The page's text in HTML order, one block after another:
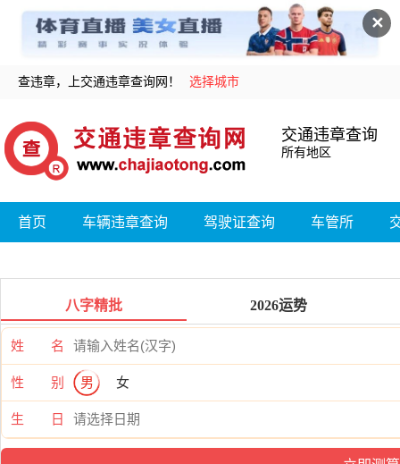
✕
查违章，上交通违章查询网！ 选择城市
交通违章查询
所有地区
首页 车辆违章查询 驾驶证查询 车管所
八字精批 2026运势
姓 名
性 别 男 女
生 日